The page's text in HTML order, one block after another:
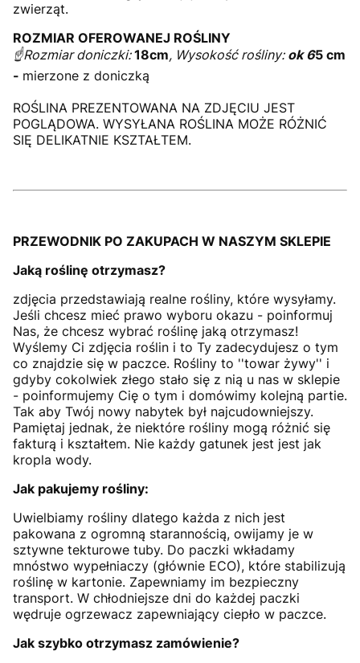
zwierząt.
ROZMIAR OFEROWANEJ ROŚLINY
☝️Rozmiar doniczki:18cm, Wysokość rośliny:ok 65 cm
- mierzone z doniczką
ROŚLINA PREZENTOWANA NA ZDJĘCIU JEST
POGLĄDOWA. WYSYŁANA ROŚLINA MOŻE RÓŻNIĆ
SIĘ DELIKATNIE KSZTAŁTEM.
PRZEWODNIK PO ZAKUPACH W NASZYM SKLEPIE
Jaką roślinę otrzymasz?
zdjęcia przedstawiają realne rośliny, które wysyłamy.
Jeśli chcesz mieć prawo wyboru okazu - poinformuj
Nas, że chcesz wybrać roślinę jaką otrzymasz!
Wyślemy Ci zdjęcia roślin i to Ty zadecydujesz o tym
co znajdzie się w paczce. Rośliny to ''towar żywy'' i
gdyby cokolwiek złego stało się z nią u nas w sklepie
- poinformujemy Cię o tym i domówimy kolejną partie.
Tak aby Twój nowy nabytek był najcudowniejszy.
Pamiętaj jednak, że niektóre rośliny mogą różnić się
fakturą i kształtem. Nie każdy gatunek jest jest jak
kropla wody.
Jak pakujemy rośliny:
Uwielbiamy rośliny dlatego każda z nich jest
pakowana z ogromną starannością, owijamy je w
sztywne tekturowe tuby. Do paczki wkładamy
mnóstwo wypełniaczy (głównie ECO), które stabilizują
roślinę w kartonie. Zapewniamy im bezpieczny
transport. W chłodniejsze dni do każdej paczki
wędruje ogrzewacz zapewniający ciepło w paczce.
Jak szybko otrzymasz zamówienie?